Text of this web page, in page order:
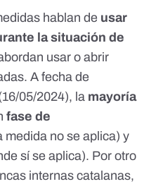
hablan de usar
la situación de
usar o abrir
A fecha de
05/2024), la mayoría
fase de
medida no se aplica) y
sí se aplica). Por otro
internas catalanas,